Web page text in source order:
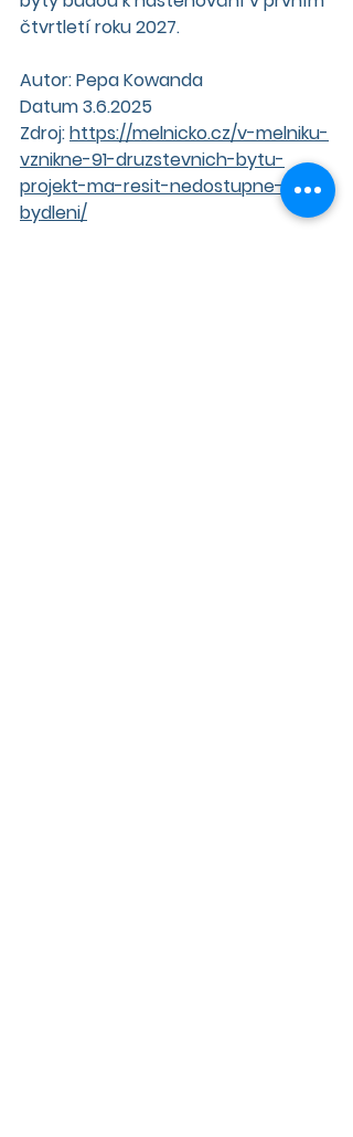
čtvrtletí roku 2027.
Autor: Pepa Kowanda
Datum 3.6.2025
Zdroj: https://melnicko.cz/v-melniku-
vznikne-91-druzstevnich-bytu-
projekt-ma-resit-nedostupne-
bydleni/